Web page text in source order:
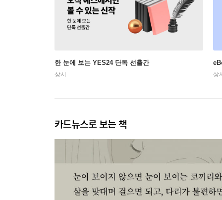
한 눈에 보는 YES24 단독 선출간
상시 상
카드뉴스로 보는 책